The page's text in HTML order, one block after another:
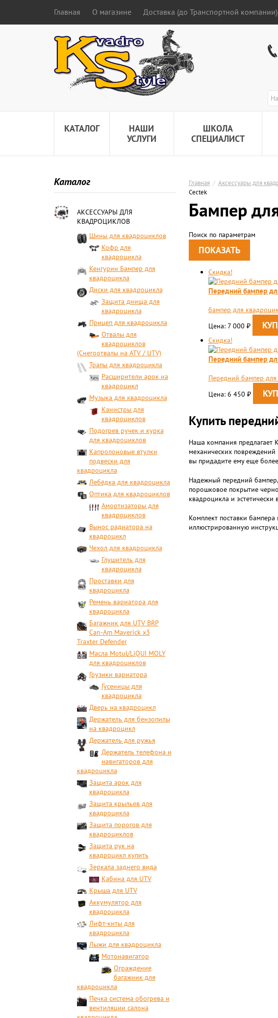
Главная О магазине Доставка (до Транспортной компании)
КАТАЛОГ
НАШИ
УСЛУГИ
ШКОЛА
СПЕЦИАЛИСТ
Каталог
АКСЕССУАРЫ ДЛЯ
КВАДРОЦИКЛОВ
Шины для квадроциклов
Кофр для
квадроцикла
Кенгурин Бампер для
квадроцикла
Диски для квадроцикла
Защита днища для
квадроцикла
Прицеп для квадроцикла
Отвалы для
квадроциклов
(Снегоотвалы на ATV / UTV)
Трапы для квадроцикла
Расширители арок на
квадроцикл
Музыка для квадроцикла
Канистры для
квадроциклов
Подогрев ручек и курка
для квадроциклов
Капролоновые втулки
подвески для
квадроцикла
Лебёдка для квадроцикла
Оптика для квадроциклов
Амортизаторы для
квадроциклов
Вынос радиатора на
квадроцикл
Чехол для квадроцикла
Глушитель для
квадроцикла
Проставки для
квадроцикла
Ремень вариатора для
квадроцикла
Багажник для UTV BRP
Can-Am Maverick x3
Traxter Defender
Масла Motul/LiQUI MOLY
для квадроциклов
Грузики вариатора
Гусеницы для
квадроцикла
Дверь на квадроцикл
Держатель для бензопилы
на квадроцикл
Держатель для ружья
Держатель телефона и
навигаторов для
квадроцикла
Защита арок для
квадроцикла
Защита крыльев для
квадроцикла
Защита порогов для
квадроциклов
Защита рук на
квадроцикл купить
Зеркала заднего вида
Кабина для UTV
Крыша для UTV
Аккумулятор для
квадроцикла
Лифт-киты для
квадроцикла
Лыжи для квадроцикла
Мотонавигатор
Ограждение
багажник для
квадроцикла
Печка система обогрева и
вентиляции салона
Главная / Аксессуары для
Cectek
Бампер
Поиск по параметрам
Скидка!
Передний бампер
бампер для
Цена: 7 000 ₽
Скидка!
Передний бампер
Передний бампер
Цена: 6 450 ₽
Купить
Наша компания предлагает
механических повреждений
вы придадите ему еще
Надежный передний
порошковое покрытие
квадроцикла и эстетически
Комплект поставки
иллюстрированную